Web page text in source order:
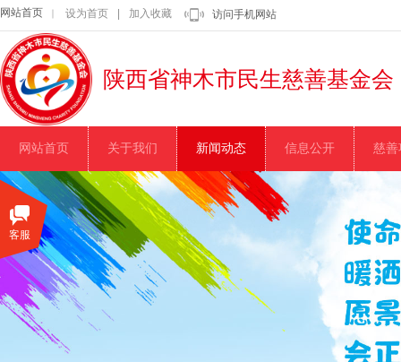
设为首页 加入收藏
网站首页 访问手机网站
陕西省神木市民生慈善基金会
网站首页 关于我们 新闻动态 信息公开 慈善
客服